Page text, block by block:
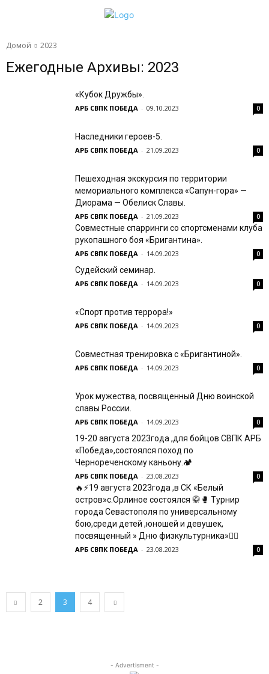
Домой 2023
Ежегодные Архивы: 2023
«Кубок Дружбы».
АРБ СВПК ПОБЕДА - 09.10.2023 0
Наследники героев-5.
АРБ СВПК ПОБЕДА - 21.09.2023 0
Пешеходная экскурсия по территории
мемориального комплекса «Сапун-гора» —
Диорама — Обелиск Славы.
АРБ СВПК ПОБЕДА - 21.09.2023 0
Совместные спарринги со спортсменами клуба
рукопашного боя «Бригантина».
АРБ СВПК ПОБЕДА - 14.09.2023 0
Судейский семинар.
АРБ СВПК ПОБЕДА - 14.09.2023 0
«Спорт против террора!»
АРБ СВПК ПОБЕДА - 14.09.2023 0
Совместная тренировка с «Бригантиной».
АРБ СВПК ПОБЕДА - 14.09.2023 0
Урок мужества, посвященный Дню воинской
славы России.
АРБ СВПК ПОБЕДА - 14.09.2023 0
19-20 августа 2023года ,для бойцов СВПК АРБ
«Победа»,состоялся поход по
Чернореченскому каньону.🏕️
АРБ СВПК ПОБЕДА - 23.08.2023 0
🔥⚡19 августа 2023года ,в СК «Белый
остров»с.Орлиное состоялся 🥋🥊 Турнир
города Севастополя по универсальному
бою,среди детей ,юношей и девушек,
посвященный » Дню физкультурника»🤼‍♂️
АРБ СВПК ПОБЕДА - 23.08.2023 0
2 3 4
- Advertisment -